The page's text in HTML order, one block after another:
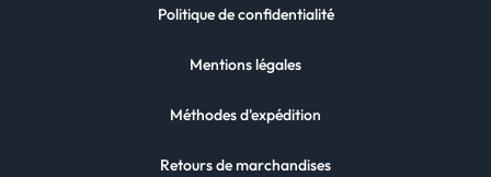
Politique de confidentialité
Mentions légales
Méthodes d'expédition
Retours de marchandises